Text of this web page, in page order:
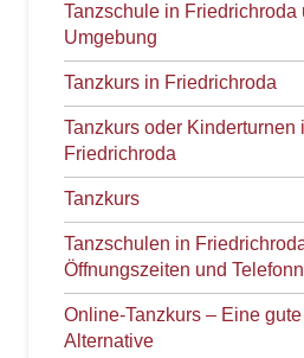
Tanzschule in Friedrichroda
Umgebung
Tanzkurs in Friedrichroda
Tanzkurs oder Kinderturnen
Friedrichroda
Tanzkurs
Tanzschulen in
Öffnungszeiten und
Online-Tanzkurs – Eine gute
Alternative